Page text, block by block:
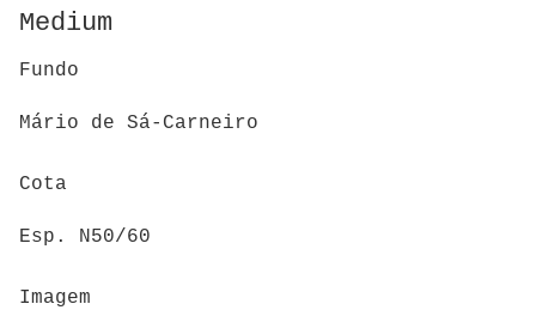
Medium
Fundo
Mário de Sá-Carneiro
Cota
Esp. N50/60
Imagem